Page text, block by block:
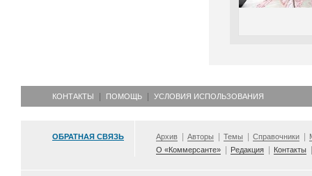
КОНТАКТЫ ПОМОЩЬ УСЛОВИЯ ИСПОЛЬЗОВАНИЯ
ОБРАТНАЯ СВЯЗЬ Архив Авторы Темы Справочники
О «Коммерсанте»
Редакция Контакты